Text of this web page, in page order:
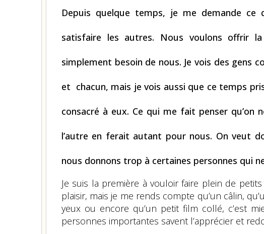
Depuis quelque temps, je me demande ce
satisfaire les autres. Nous voulons offrir
simplement besoin de nous. Je vois des gens
et chacun, mais je vois aussi que ce temps
consacré à eux. Ce qui me fait penser qu’on
l’autre en ferait autant pour nous. On veut
nous donnons trop à certaines personnes qui
Je suis la première à vouloir faire plein de
plaisir, mais je me rends compte qu’un câlin,
yeux ou encore qu’un petit film collé, c’est
personnes importantes savent l’apprécier et